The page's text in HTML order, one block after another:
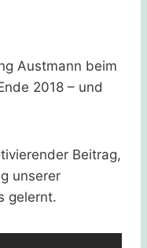
Austmann beim
2018 – und
Beitrag,
unserer
gelernt.